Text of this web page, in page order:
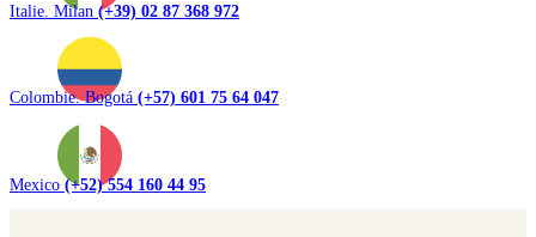
Italie. Milan (+39) 02 87 368 972
Colombie. Bogotá (+57) 601 75 64 047
Mexico (+52) 554 160 44 95